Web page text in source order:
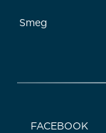
Smeg
FACEBOOK